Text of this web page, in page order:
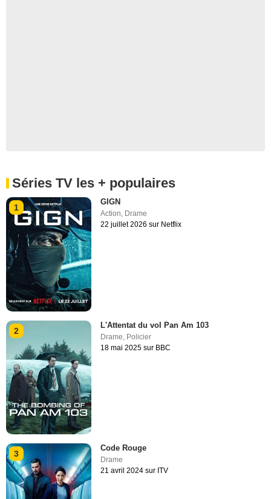
Séries TV les + populaires
1
GIGN
Action, Drame
22 juillet 2026 sur Netflix
2
L'Attentat du vol Pan Am 103
Drame Policier
18 mai 2025 sur BBC
3
Code Rouge
Drame
21 avril 2024 sur ITV